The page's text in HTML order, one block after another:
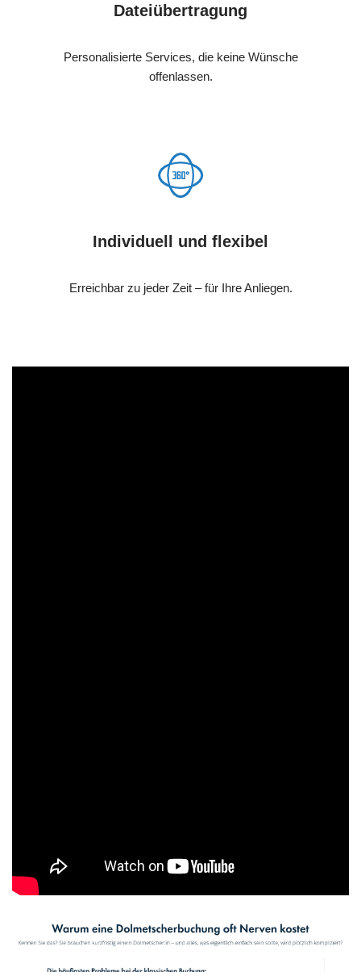
Dateiübertragung
Personalisierte Services, die keine Wünsche
offenlassen.
Individuell und flexibel
Erreichbar zu jeder Zeit – für Ihre Anliegen.